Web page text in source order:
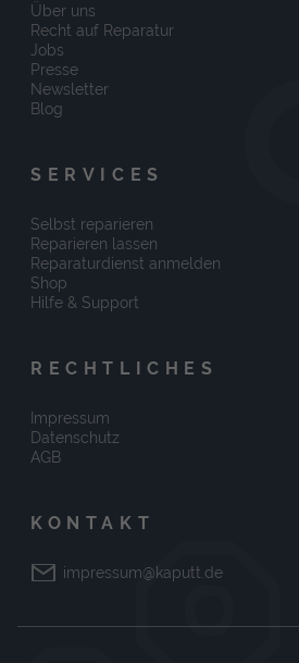
Über uns
Recht auf Reparatur
Jobs
Presse
Newsletter
Blog
SERVICES
Selbst reparieren
Reparieren lassen
Reparaturdienst anmelden
Shop
Hilfe & Support
RECHTLICHES
Impressum
Datenschutz
AGB
KONTAKT
impressum@kaputt.de